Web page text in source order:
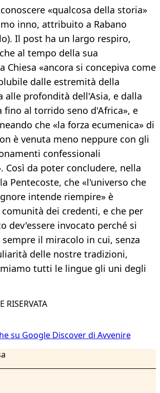
«qualcosa della storia»
inno, attribuito a Rabano
Il post ha un largo respiro,
al tempo della sua
Chiesa «ancora si concepiva come
dalle estremità della
alle profondità dell'Asia, e dalla
fino al torrido seno d'Africa», e
che «la forza ecumenica» di
è venuta meno neppure con gli
confessionali
Così da poter concludere, nella
Pentecoste, che «l'universo che
intende riempire» è
dei credenti, e che per
dev'essere invocato perché si
il miracolo in cui, senza
delle nostre tradizioni,
tutti le lingue gli uni degli
RISERVATA
su Google Discover di Avvenire